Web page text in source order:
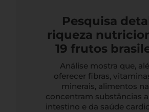
Pesquisa
riqueza
19 frutos
Análise mostra que,
oferecer fibras,
minerais, alimentos
concentram substâncias
intestino e da saúde